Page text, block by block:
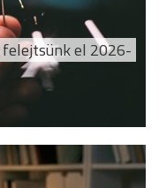
el 2026-